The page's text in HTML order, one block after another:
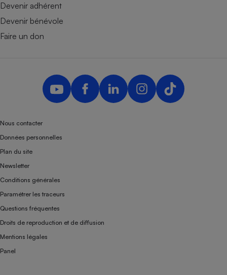
Devenir adhérent
Devenir bénévole
Faire un don
Nous contacter
Données personnelles
Plan du site
Newsletter
Conditions générales
Paramétrer les traceurs
Questions fréquentes
Droits de reproduction et de diffusion
Mentions légales
Panel